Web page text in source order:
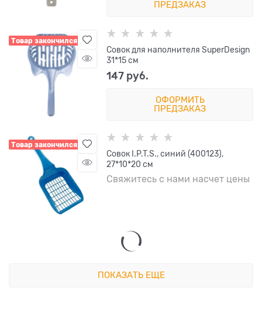
ПРЕДЗАКАЗ
Товар закончился
Совок для наполнителя SuperDesign
31*15 см
147 руб.
ОФОРМИТЬ
ПРЕДЗАКАЗ
Товар закончился
Совок I.P.T.S., синий (400123),
27*10*20 см
Свяжитесь с нами насчет цены
ПОКАЗАТЬ ЕЩЕ